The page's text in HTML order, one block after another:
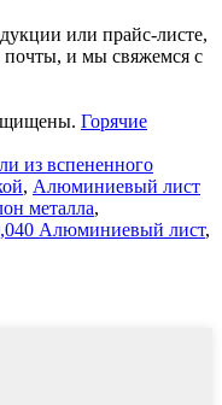
или прайс-листе,
почты, и мы свяжемся с
Горячие
из вспененного
, Алюминиевый лист
металла,
Алюминиевый лист,